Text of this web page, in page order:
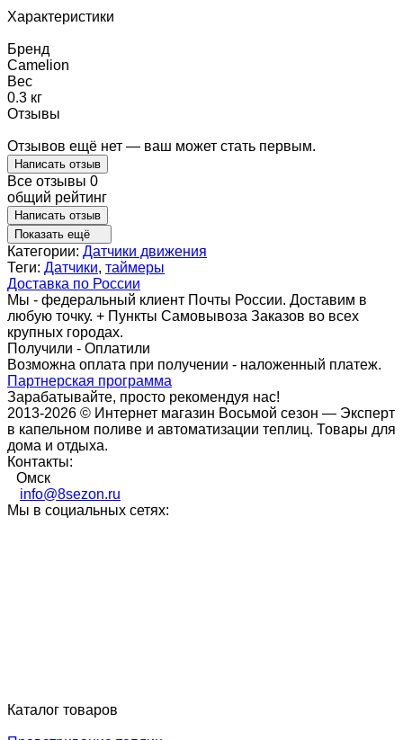
Характеристики
Бренд
Camelion
Вес
0.3 кг
Отзывы
Отзывов ещё нет — ваш может стать первым.
Написать отзыв
Все отзывы 0
общий рейтинг
Написать отзыв
Показать ещё
Категории: Датчики движения
Теги: Датчики, таймеры
Доставка по России
Мы - федеральный клиент Почты России. Доставим в
любую точку. + Пункты Самовывоза Заказов во всех
крупных городах.
Получили - Оплатили
Возможна оплата при получении - наложенный платеж.
Партнерская программа
Зарабатывайте, просто рекомендуя нас!
2013-2026 © Интернет магазин Восьмой сезон — Эксперт
в капельном поливе и автоматизации теплиц. Товары для
дома и отдыха.
Контакты:
Омск
info@8sezon.ru
Мы в социальных сетях:
Каталог товаров